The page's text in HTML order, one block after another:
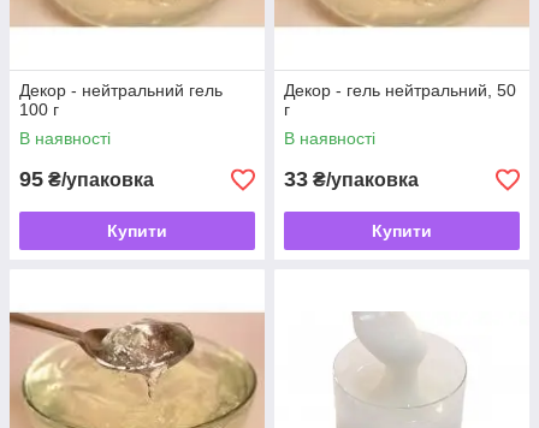
Декор - нейтральний гель
100 г
В наявності
95 ₴/упаковка
Купити
Декор - гель нейтральний, 50
г
В наявності
33 ₴/упаковка
Купити